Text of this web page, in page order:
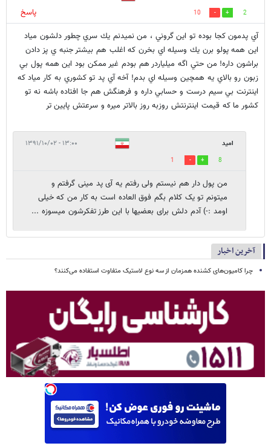
2
10
پاسخ
آي پدمون كجا بوده تو اين گروني ، من نميدنم يك سري چطور دلشون مياد
اين همه پولو برن يك وسيله اي بخرن كه اغلب هم بيشتر جنبه ي پز دادن
براشون داره! من حتي اگه ميلياردر هم بودم غير ممكن بود اين همه پول بي
زبون رو بالاي يه همچين وسيله اي بدم! آخه آي پد تو كشوري به كار مياد كه
اينترنت بي سيم درست و حسابي داره و فرهنگش هم جا افتاده باشه نه تو
كشور ما كه قيمت اينترنتش روزبه روز بالاتر ميره و سرعتش پايين تر
امید ۱۳:۰۰ - ۱۳۹۱/۱۰/۰۲
8
1
من پول دار هم نیستم ولی رفتم یه آی پد مینی گرفتم و
میتونم تو یک کلام بگم فوق العاده است به کار من که خیلی
اومد :-) آدم دلش برای بعضیها با این طرز تفکرشون میسوزه ...
آخرین اخبار
چرا کامیون‌های کشنده همزمان از سه نوع لاستیک متفاوت استفاده می‌کنند؟